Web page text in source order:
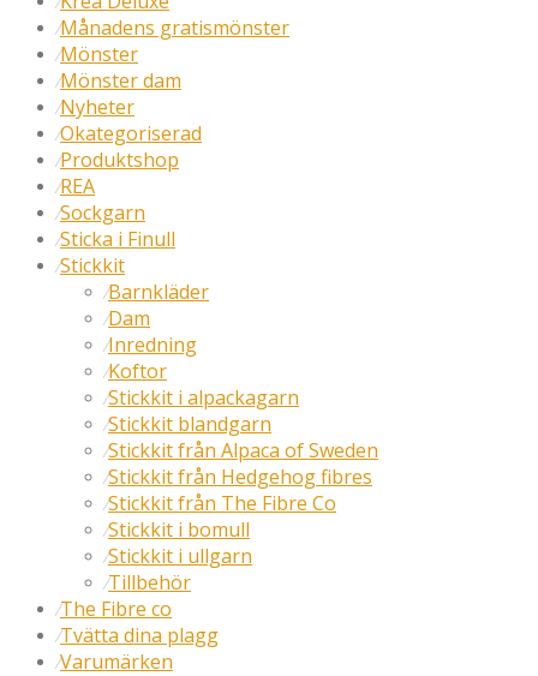
⁄Månadens gratismönster
⁄Mönster
⁄Mönster dam
⁄Nyheter
⁄Okategoriserad
⁄Produktshop
⁄REA
⁄Sockgarn
⁄Sticka i Finull
⁄Stickkit
⁄Barnkläder
⁄Dam
⁄Inredning
⁄Koftor
⁄Stickkit i alpackagarn
⁄Stickkit blandgarn
⁄Stickkit från Alpaca of Sweden
⁄Stickkit från Hedgehog fibres
⁄Stickkit från The Fibre Co
⁄Stickkit i bomull
⁄Stickkit i ullgarn
⁄Tillbehör
⁄The Fibre co
⁄Tvätta dina plagg
⁄Varumärken